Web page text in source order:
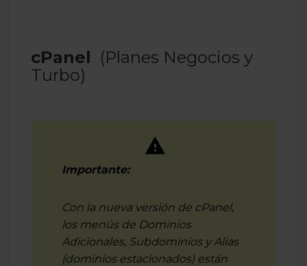
cPanel (Planes Negocios y
Turbo)
Importante:
Con la nueva versión de cPanel,
los menús de Dominios
Adicionales, Subdominios y Alias
(dominios estacionados) están